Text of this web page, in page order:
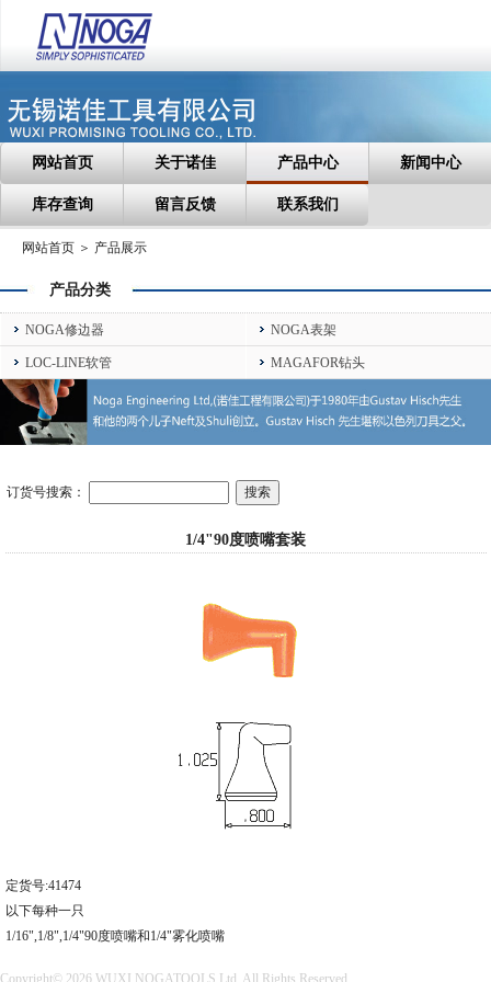
网站首页 关于诺佳 产品中心 新闻中心
库存查询 留言反馈 联系我们
网站首页 ＞ 产品展示
产品分类
NOGA修边器 NOGA表架
LOC-LINE软管 MAGAFOR钻头
订货号搜索：
1/4"90度喷嘴套装
定货号:41474
以下每种一只
1/16",1/8",1/4"90度喷嘴和1/4"雾化喷嘴